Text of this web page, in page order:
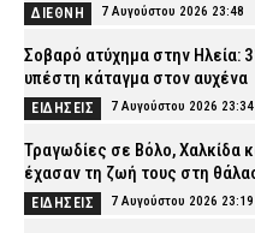
ΔΙΕΘΝΗ 7 Αυγούστου 2026 23:48
Σοβαρό ατύχημα στην Ηλεία:
υπέστη κάταγμα στον αυχένα
ΕΙΔΗΣΕΙΣ 7 Αυγούστου 2026 23:34
Τραγωδίες σε Βόλο, Χαλκίδα
έχασαν τη ζωή τους στη
ΕΙΔΗΣΕΙΣ 7 Αυγούστου 2026 23:19